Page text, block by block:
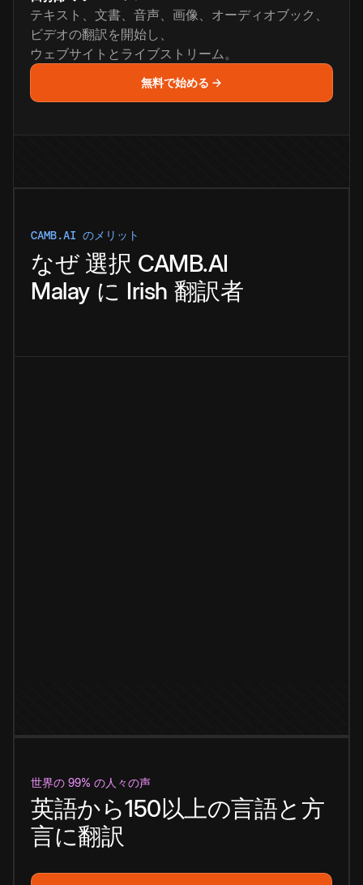
テキスト、文書、音声、画像、オーディオブック、
ビデオの翻訳を開始し、
ウェブサイトとライブストリーム。
無料で始める →
CAMB.AI のメリット
なぜ 選択 CAMB.AI
Malay に Irish 翻訳者
世界の 99% の人々の声
英語から150以上の言語と方
言に翻訳